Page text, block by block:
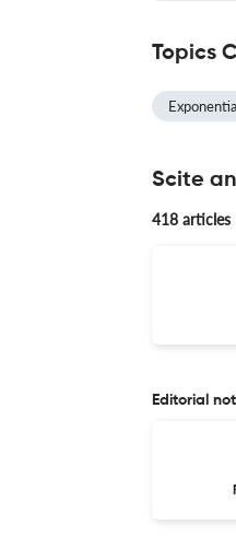
Topics
Scite
418 articles
Editorial